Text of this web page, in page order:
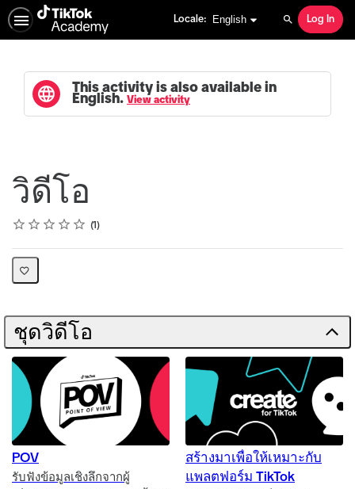
Locale:
English selected English Search
Log In
This activity is also available in
English. View activity
วิดีโอ
Rating
1 star
2 stars
3 stars
4 stars
5 stars
Average rating: 5.0 1
1 review
ชุดวิดีโอ
POV
รับฟังข้อมูลเชิงลึกจากผู้
สร้างมาเพื่อให้เหมาะกับ
แพลตฟอร์ม TikTok